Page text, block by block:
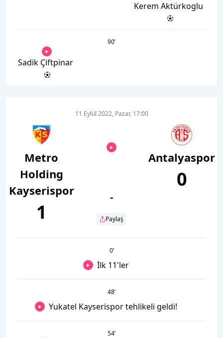
Kerem Aktürkoglu
90’
Sadik Çiftpinar
Metro
Holding
Kayserispor
1
11 Eylül 2022, Pazar, 17:00
-
Paylaş
Antalyaspor
0
0’
İlk 11'ler
48’
Yukatel Kayserispor tehlikeli geldi!
54’